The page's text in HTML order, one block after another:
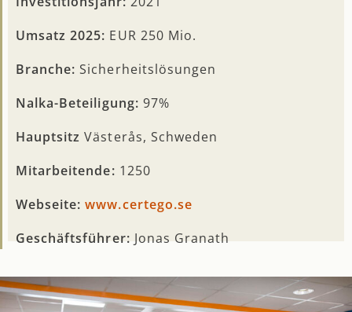
Umsatz 2025: EUR 250 Mio.
Branche: Sicherheitslösungen
Nalka-Beteiligung: 97%
Hauptsitz Västerås, Schweden
Mitarbeitende: 1250
Webseite: www.certego.se
Geschäftsführer: Jonas Granath